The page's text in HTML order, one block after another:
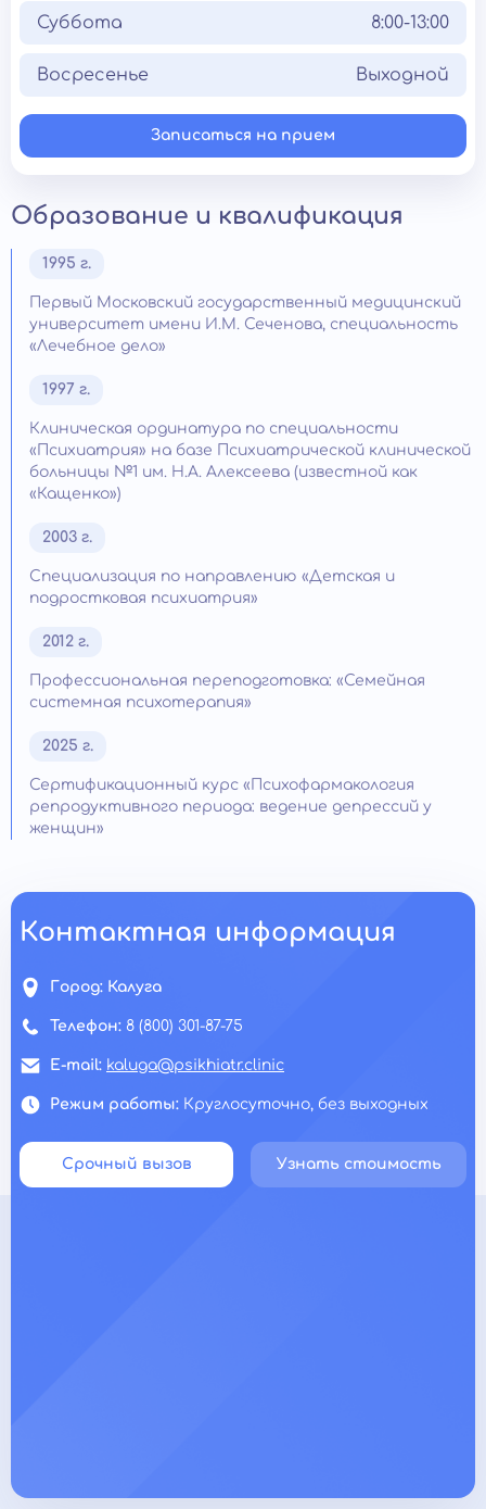
Суббота 8:00-13:00
Восресенье Выходной
Записаться на прием
Образование и квалификация
1995 г.
Первый Московский государственный медицинский
университет имени И.М. Сеченова, специальность
«Лечебное дело»
1997 г.
Клиническая ординатура по специальности
«Психиатрия» на базе Психиатрической клинической
больницы №1 им. Н.А. Алексеева (известной как
«Кащенко»)
2003 г.
Специализация по направлению «Детская и
подростковая психиатрия»
2012 г.
Профессиональная переподготовка: «Семейная
системная психотерапия»
2025 г.
Сертификационный курс «Психофармакология
репродуктивного периода: ведение депрессий у
женщин»
Контактная информация
Город: Калуга
Телефон: 8 (800) 301-87-75
E-mail: kaluga@psikhiatr.clinic
Режим работы: Круглосуточно, без выходных
Срочный вызов Узнать стоимость